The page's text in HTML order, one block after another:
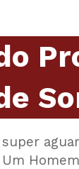
Um